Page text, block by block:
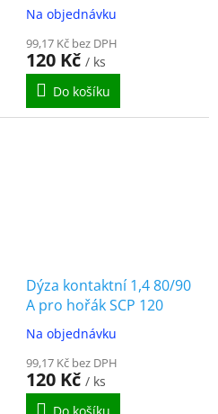
Na objednávku
99,17 Kč bez DPH
120 Kč / ks
Do košíku
Dýza kontaktní 1,4 80/90
A pro hořák SCP 120
Na objednávku
99,17 Kč bez DPH
120 Kč / ks
Do košíku